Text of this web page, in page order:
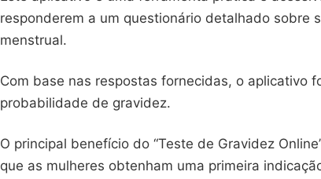
responderem a um questionário detalhado sobre
menstrual.
Com base nas respostas fornecidas, o aplicativo
probabilidade de gravidez.
O principal benefício do “Teste de Gravidez
que as mulheres obtenham uma primeira